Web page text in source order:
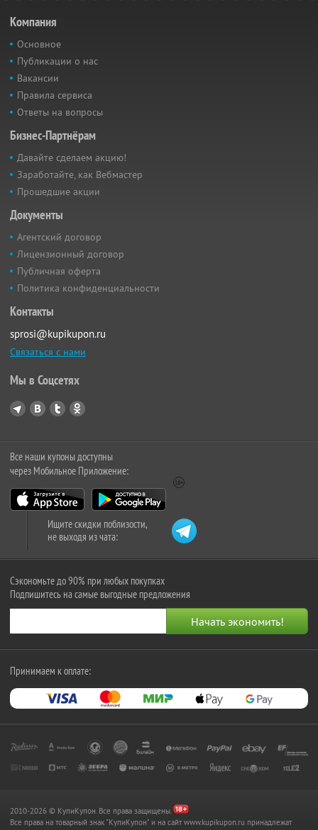
Компания
Основное
Публикации о нас
Вакансии
Правила сервиса
Ответы на вопросы
Бизнес-Партнёрам
Давайте сделаем акцию!
Заработайте, как Вебмастер
Прошедшие акции
Документы
Агентский договор
Лицензионный договор
Публичная оферта
Политика конфиденциальности
Контакты
sprosi@kupikupon.ru
Связаться с нами
Мы в Соцсетях
Все наши купоны доступны
через Мобильное Приложение:
Ищите скидки поблизости,
не выходя из чата:
Сэкономьте до 90% при любых покупках
Подпишитесь на самые выгодные предложения
Принимаем к оплате:
2010-2026 © КупиКупон. Все права защищены.
Все права на товарный знак "КупиКупон" и на сайт www.kupikupon.ru принадлежат